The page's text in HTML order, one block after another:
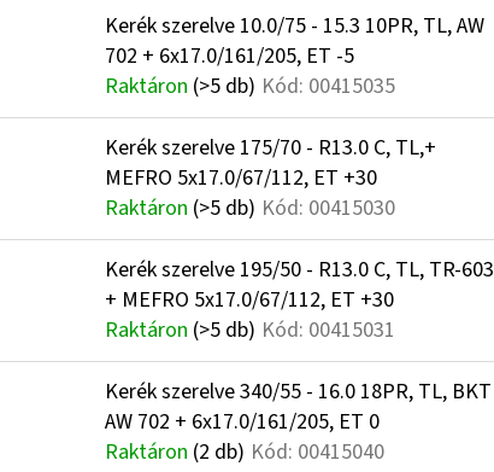
Kerék szerelve 10.0/75 - 15.3 10PR, TL, AW
702 + 6x17.0/161/205, ET -5
Raktáron (>5 db) Kód: 00415035
Kerék szerelve 175/70 - R13.0 C, TL,+
MEFRO 5x17.0/67/112, ET +30
Raktáron (>5 db) Kód: 00415030
Kerék szerelve 195/50 - R13.0 C, TL, TR-603
+ MEFRO 5x17.0/67/112, ET +30
Raktáron (>5 db) Kód: 00415031
Kerék szerelve 340/55 - 16.0 18PR, TL, BKT
AW 702 + 6x17.0/161/205, ET 0
Raktáron (2 db) Kód: 00415040